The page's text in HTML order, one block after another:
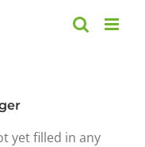
yet filled in any